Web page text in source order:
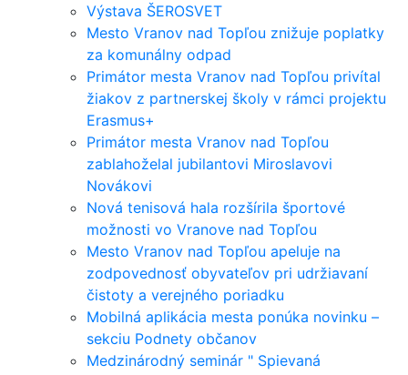
Výstava ŠEROSVET
Mesto Vranov nad Topľou znižuje poplatky
za komunálny odpad
Primátor mesta Vranov nad Topľou privítal
žiakov z partnerskej školy v rámci projektu
Erasmus+
Primátor mesta Vranov nad Topľou
zablahoželal jubilantovi Miroslavovi
Novákovi
Nová tenisová hala rozšírila športové
možnosti vo Vranove nad Topľou
Mesto Vranov nad Topľou apeluje na
zodpovednosť obyvateľov pri udržiavaní
čistoty a verejného poriadku
Mobilná aplikácia mesta ponúka novinku –
sekciu Podnety občanov
Medzinárodný seminár " Spievaná